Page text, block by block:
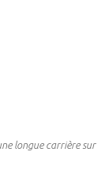
longue carrière sur